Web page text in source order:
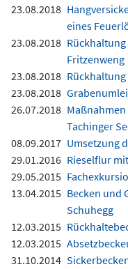
23.08.2018
eines
23.08.2018
Fritzenweng
23.08.2018
23.08.2018
26.07.2018
Tachinger
08.09.2017 Umsetzung
29.01.2016 Rieselflur
29.05.2015
13.04.2015 Becken und
Schuhegg
12.03.2015
12.03.2015
31.10.2014